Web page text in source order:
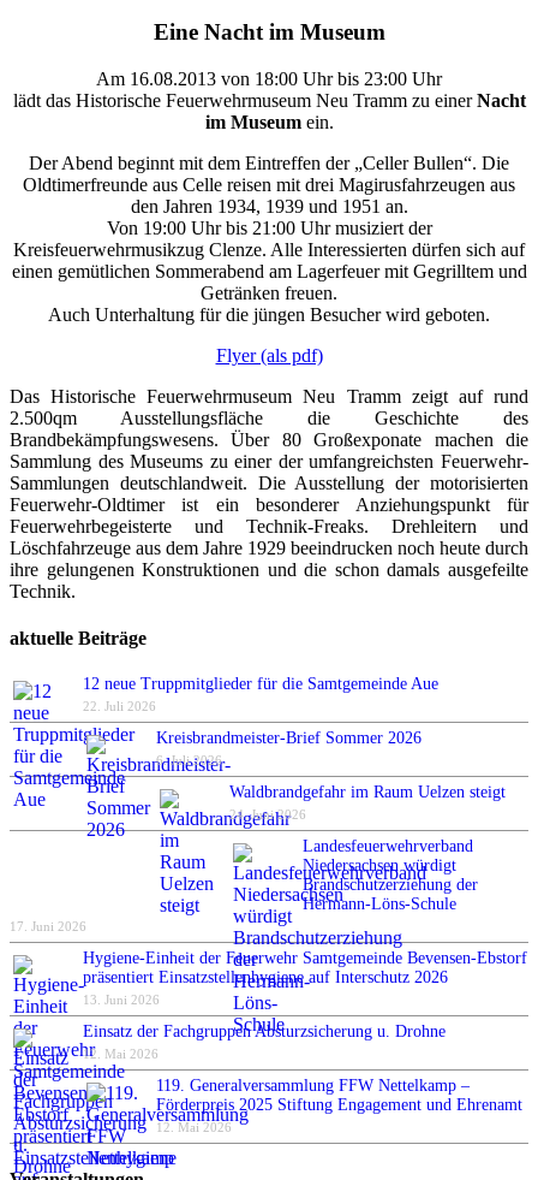
Eine Nacht im Museum
Am 16.08.2013 von 18:00 Uhr bis 23:00 Uhr
lädt das Historische Feuerwehrmuseum Neu Tramm zu einerNacht
im Museumein.
Der Abend beginnt mit dem Eintreffen der „Celler Bullen“. Die
Oldtimerfreunde aus Celle reisen mit drei Magirusfahrzeugen aus
den Jahren 1934, 1939 und 1951 an.
Von 19:00 Uhr bis 21:00 Uhr musiziert der
Kreisfeuerwehrmusikzug Clenze. Alle Interessierten dürfen sich auf
einen gemütlichen Sommerabend am Lagerfeuer mit Gegrilltem und
Getränken freuen.
Auch Unterhaltung für die jüngen Besucher wird geboten.
Flyer (als pdf)
Das Historische Feuerwehrmuseum Neu Tramm zeigt auf rund
2.500qm Ausstellungsfläche die Geschichte des
Brandbekämpfungswesens. Über 80 Großexponate machen die
Sammlung des Museums zu einer der umfangreichsten Feuerwehr-
Sammlungen deutschlandweit. Die Ausstellung der motorisierten
Feuerwehr-Oldtimer ist ein besonderer Anziehungspunkt für
Feuerwehrbegeisterte und Technik-Freaks. Drehleitern und
Löschfahrzeuge aus dem Jahre 1929 beeindrucken noch heute durch
ihre gelungenen Konstruktionen und die schon damals ausgefeilte
Technik.
aktuelle Beiträge
12 neue Truppmitglieder für die Samtgemeinde Aue
22. Juli 2026
Kreisbrandmeister-Brief Sommer 2026
6. Juli 2026
Waldbrandgefahr im Raum Uelzen steigt
24. Juni 2026
Landesfeuerwehrverband
Niedersachsen würdigt
Brandschutzerziehung der
Hermann-Löns-Schule
17. Juni 2026
Hygiene-Einheit der Feuerwehr Samtgemeinde Bevensen-Ebstorf
präsentiert Einsatzstellenhygiene auf Interschutz 2026
13. Juni 2026
Einsatz der Fachgruppen Absturzsicherung u. Drohne
12. Mai 2026
119. Generalversammlung FFW Nettelkamp –
Förderpreis 2025 Stiftung Engagement und Ehrenamt
12. Mai 2026